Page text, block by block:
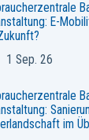
E-
1 Sep. 26
im